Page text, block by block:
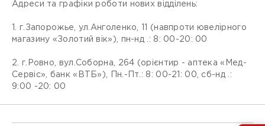
Адреси та графіки роботи нових відділень:
1. г.Запорожье, ул.Анголенко, 11 (навпроти ювелірного
магазину «Золотий вік»), пн-нд .: 8: 00-20: 00
2. г.Ровно, вул.Соборна, 264 (орієнтир - аптека «Мед-
Сервіс», банк «ВТБ»), Пн.-Пт.: 8: 00-21: 00, сб-нд .:
9:00 -20: 00